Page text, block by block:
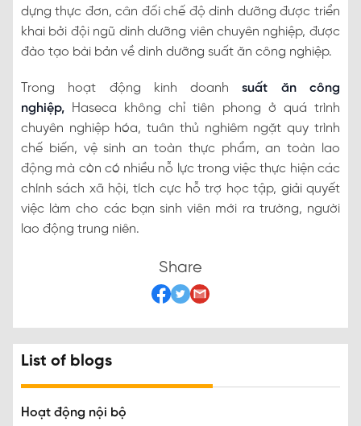
dựng thực đơn, cân đối chế độ dinh dưỡng được triển
khai bởi đội ngũ dinh dưỡng viên chuyên nghiệp, được
đào tạo bài bản về dinh dưỡng suất ăn công nghiệp.
Trong hoạt động kinh doanh suất ăn công
nghiệp, Haseca không chỉ tiên phong ở quá trình
chuyên nghiệp hóa, tuân thủ nghiêm ngặt quy trình
chế biến, vệ sinh an toàn thực phẩm, an toàn lao
động mà còn có nhiều nỗ lực trong việc thực hiện các
chính sách xã hội, tích cực hỗ trợ học tập, giải quyết
việc làm cho các bạn sinh viên mới ra trường, người
lao động trung niên.
Share
List of blogs
Hoạt động nội bộ